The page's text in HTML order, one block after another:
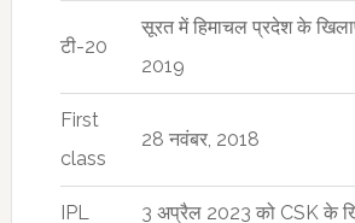
टी-20
सूरत में हिमाचल प्रदेश के
2019
First
class
28 नवंबर, 2018
IPL 3 अप्रैल 2023 को CSK के